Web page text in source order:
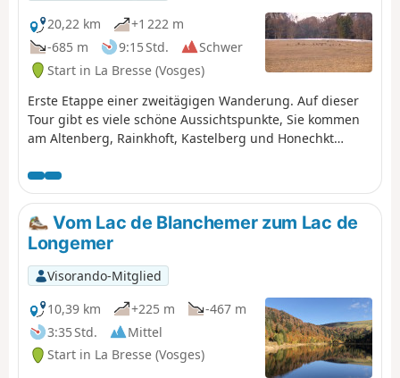
20,22 km
+1 222 m
-685 m
9:15 Std.
Schwer
Start in La Bresse (Vosges)
Erste Etappe einer zweitägigen Wanderung. Auf dieser
Tour gibt es viele schöne Aussichtspunkte, Sie kommen
am Altenberg, Rainkhoft, Kastelberg und Honechkt
Gämsen am Ziel.
Vom Lac de Blanchemer zum Lac de
Longemer
Visorando-Mitglied
10,39 km
+225 m
-467 m
3:35 Std.
Mittel
Start in La Bresse (Vosges)